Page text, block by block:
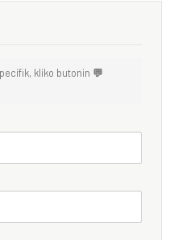
kliko butonin 💬